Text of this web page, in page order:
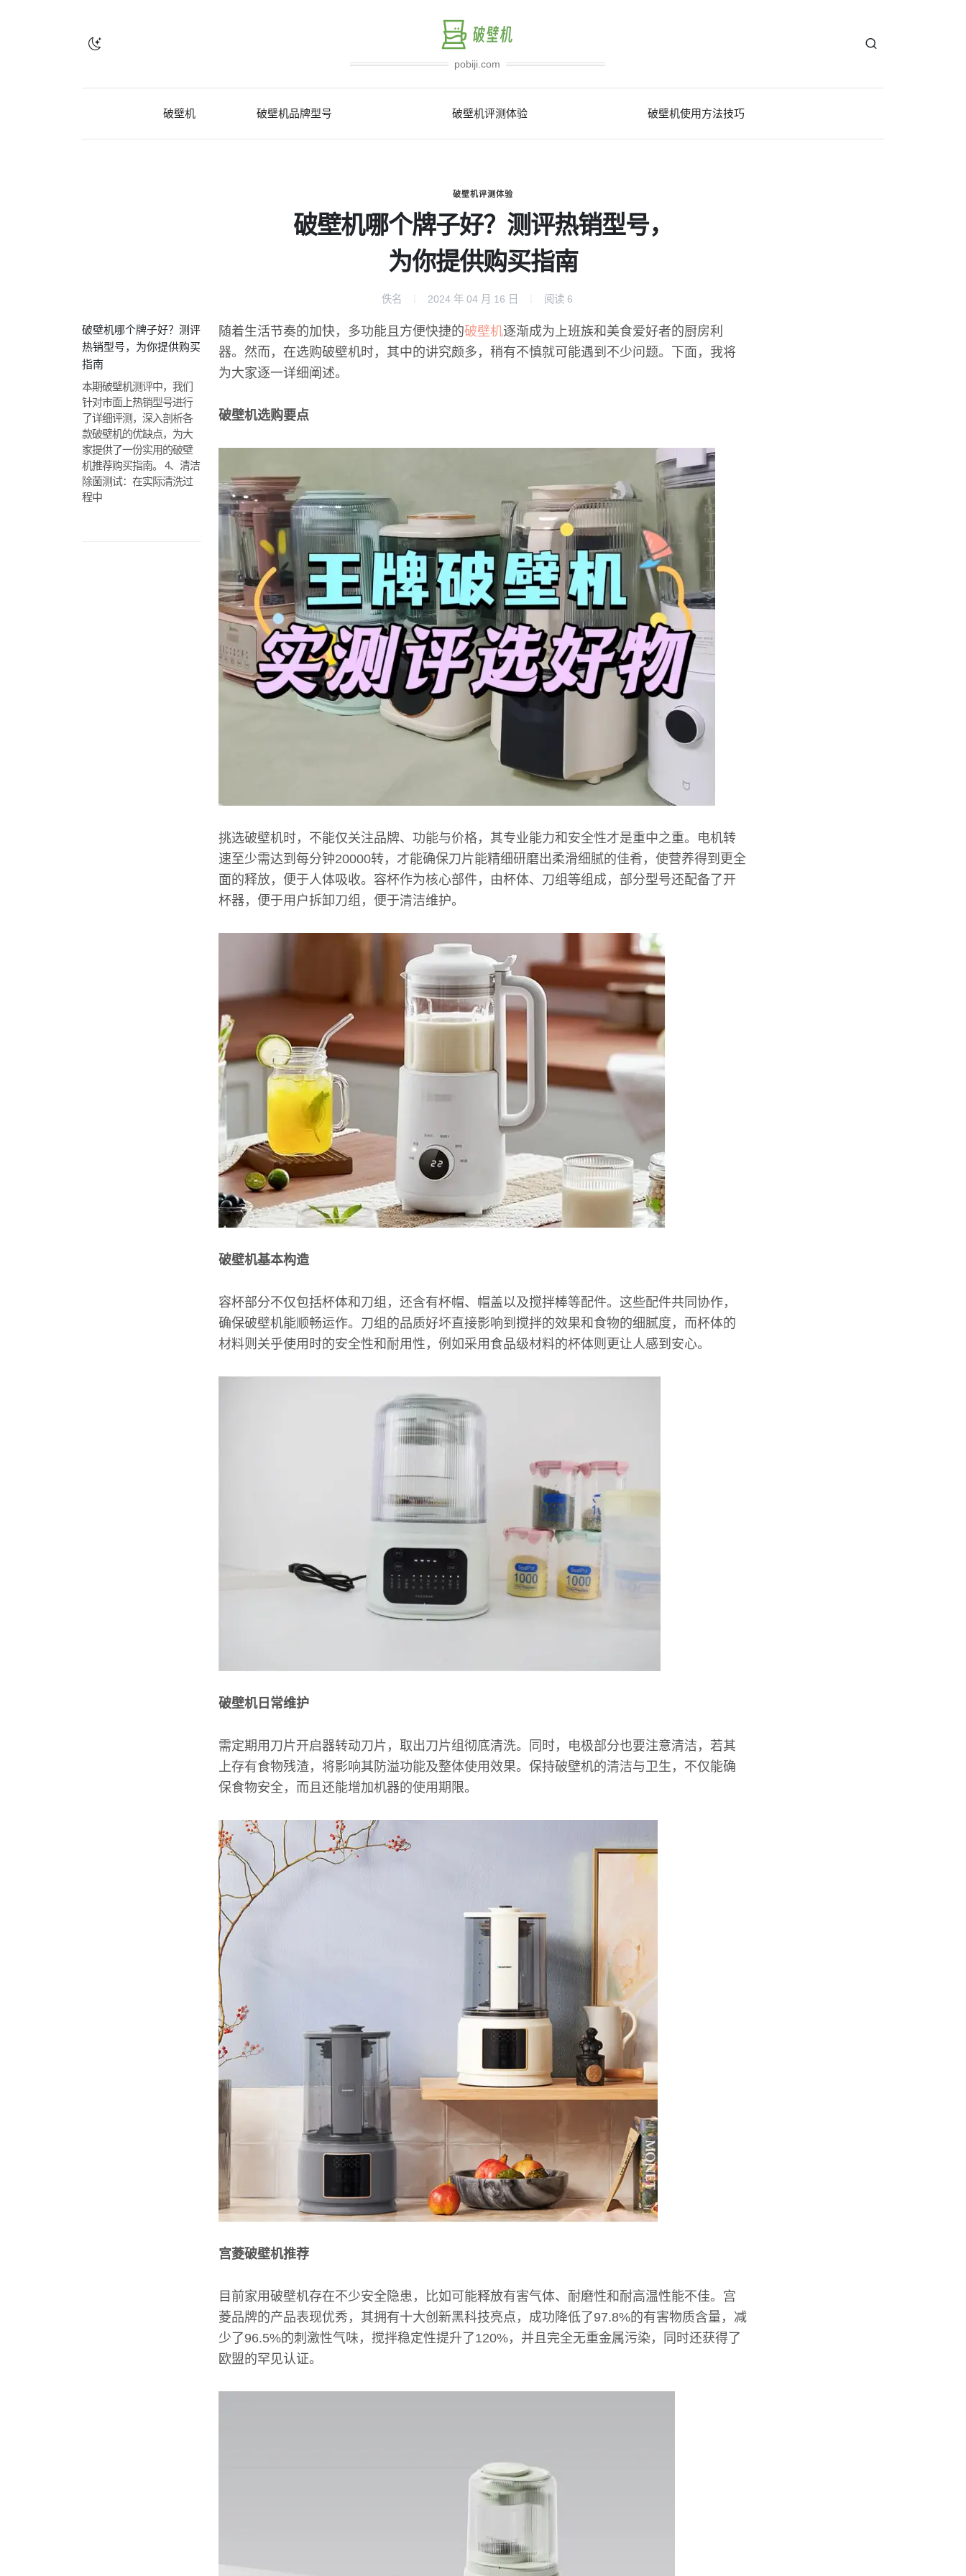
pobiji.com
破壁机 破壁机品牌型号 破壁机评测体验 破壁机使用方法技巧
破壁机评测体验
破壁机哪个牌子好？测评热销型号，
为你提供购买指南
佚名 2024 年 04 月 16 日 阅读 6
破壁机哪个牌子好？测评
热销型号，为你提供购买
指南
本期破壁机测评中，我们
针对市面上热销型号进行
了详细评测，深入剖析各
款破壁机的优缺点，为大
家提供了一份实用的破壁
机推荐购买指南。 4、清洁
除菌测试：在实际清洗过
程中
随着生活节奏的加快，多功能且方便快捷的破壁机逐渐成为上班族和美食爱好者的厨房利
器。然而，在选购破壁机时，其中的讲究颇多，稍有不慎就可能遇到不少问题。下面，我将
为大家逐一详细阐述。
破壁机选购要点
挑选破壁机时，不能仅关注品牌、功能与价格，其专业能力和安全性才是重中之重。电机转
速至少需达到每分钟20000转，才能确保刀片能精细研磨出柔滑细腻的佳肴，使营养得到更全
面的释放，便于人体吸收。容杯作为核心部件，由杯体、刀组等组成，部分型号还配备了开
杯器，便于用户拆卸刀组，便于清洁维护。
破壁机基本构造
容杯部分不仅包括杯体和刀组，还含有杯帽、帽盖以及搅拌棒等配件。这些配件共同协作，
确保破壁机能顺畅运作。刀组的品质好坏直接影响到搅拌的效果和食物的细腻度，而杯体的
材料则关乎使用时的安全性和耐用性，例如采用食品级材料的杯体则更让人感到安心。
破壁机日常维护
需定期用刀片开启器转动刀片，取出刀片组彻底清洗。同时，电极部分也要注意清洁，若其
上存有食物残渣，将影响其防溢功能及整体使用效果。保持破壁机的清洁与卫生，不仅能确
保食物安全，而且还能增加机器的使用期限。
宫菱破壁机推荐
目前家用破壁机存在不少安全隐患，比如可能释放有害气体、耐磨性和耐高温性能不佳。宫
菱品牌的产品表现优秀，其拥有十大创新黑科技亮点，成功降低了97.8%的有害物质含量，减
少了96.5%的刺激性气味，搅拌稳定性提升了120%，并且完全无重金属污染，同时还获得了
欧盟的罕见认证。